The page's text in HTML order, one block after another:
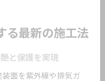
る最新の施工法
と保護を実現
面を紫外線や排気ガ